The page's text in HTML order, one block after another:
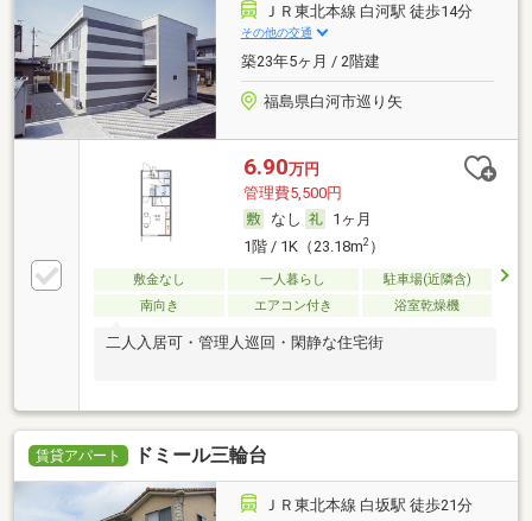
ＪＲ東北本線 白河駅 徒歩14分
その他の交通
築23年5ヶ月 / 2階建
福島県白河市巡り矢
6.90万円
管理費5,500円
なし
1ヶ月
1階 / 1K（23.18m2）
敷金なし 一人暮らし
駐車場(近隣含)
南向き
エアコン付き 浴室乾燥機
二人入居可・管理人巡回・閑静な住宅街
賃貸アパート ドミール三輪台
ＪＲ東北本線 白坂駅 徒歩21分